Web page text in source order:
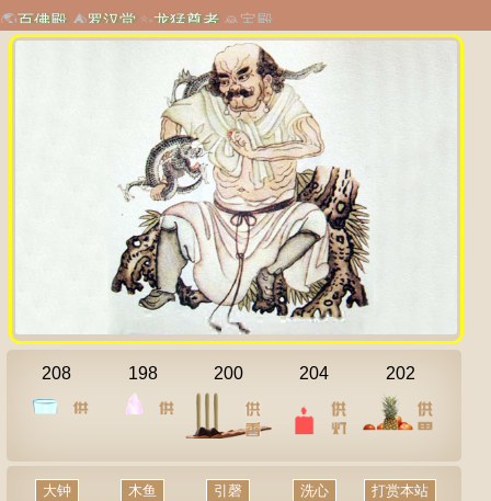
🌎百佛殿 ⛺罗汉堂✨龙猛尊者 🙏宝殿
208 198 200 204 202
大钟 木鱼 引磬